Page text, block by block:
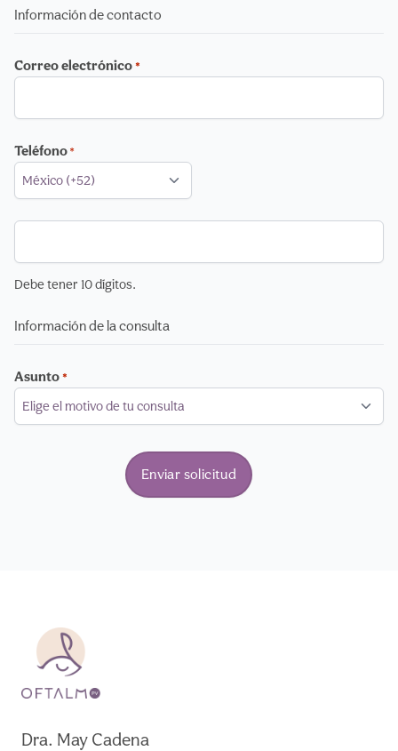
Información de contacto
Correo electrónico *
Teléfono *
Código de país
Debe tener 10 dígitos.
Información de la consulta
Asunto *
Dra. May Cadena